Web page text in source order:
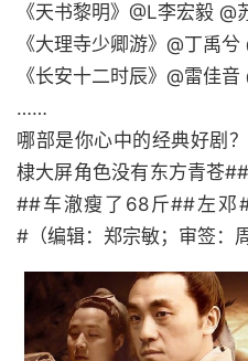
《天书黎明》@L李宏毅 @
《大理寺少卿游》@丁禹
《长安十二时辰》@雷佳
……
哪部是你心中的经典好剧
棣大屏角色没有东方青苍
##车澈瘦了68斤##左邓
#（编辑：郑宗敏；审签：